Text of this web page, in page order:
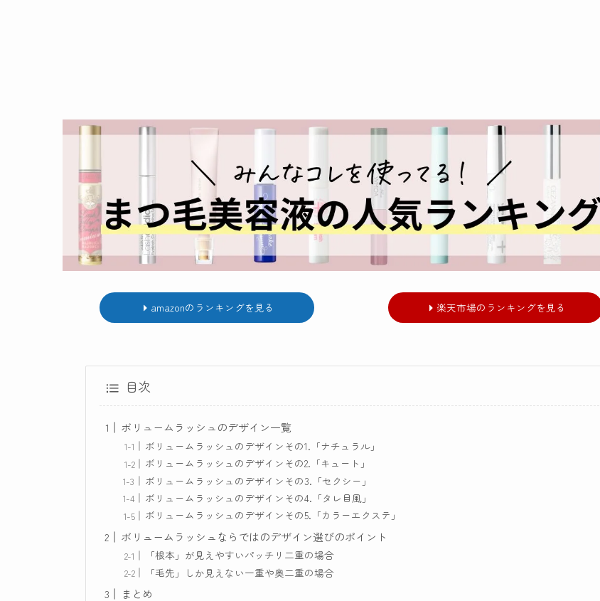
amazonのランキングを見る 楽天市場のランキングを見る
目次
ボリュームラッシュのデザイン一覧
ボリュームラッシュのデザインその1.「ナチュラル」
ボリュームラッシュのデザインその2.「キュート」
ボリュームラッシュのデザインその3.「セクシー」
ボリュームラッシュのデザインその4.「タレ目風」
ボリュームラッシュのデザインその5.「カラーエクステ」
ボリュームラッシュならではのデザイン選びのポイント
「根本」が見えやすいパッチリ二重の場合
「毛先」しか見えない一重や奥二重の場合
まとめ